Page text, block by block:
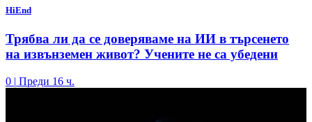
HiEnd
Трябва ли да се доверяваме на ИИ в търсенето
на извънземен живот? Учените не са убедени
0 | Преди 16 ч.